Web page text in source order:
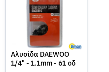
Αλυσίδα DΑΕWOO
1/4" - 1.1mm - 61 οδ